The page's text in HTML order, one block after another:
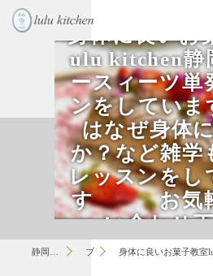
身体に良いお
ulu kitchen静
ースィーツ単
ンをしていま
はなぜ身体
か？など雑学
レッスンをし
す お気軽
い合わせ
ブログ 身体に良いお菓子教室lulu kitchen静岡県でロースィーツ単発レッスンをして